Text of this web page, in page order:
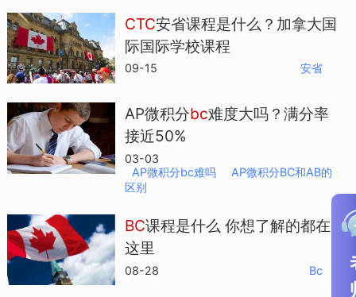
CTC安省课程是什么？加拿大国
际国际学校课程
09-15 安省
AP微积分bc难度大吗？满分率
接近50%
03-03
AP微积分bc难吗
AP微积分BC和AB的
区别
BC课程是什么 你想了解的都在
这里
08-28 Bc